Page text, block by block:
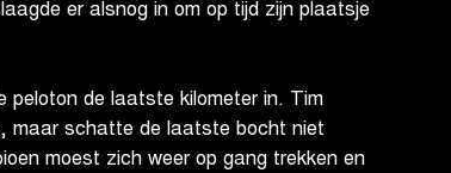
er alsnog in om op tijd zijn plaatsje
peloton de laatste kilometer in. Tim
maar schatte de laatste bocht niet
moest zich weer op gang trekken en